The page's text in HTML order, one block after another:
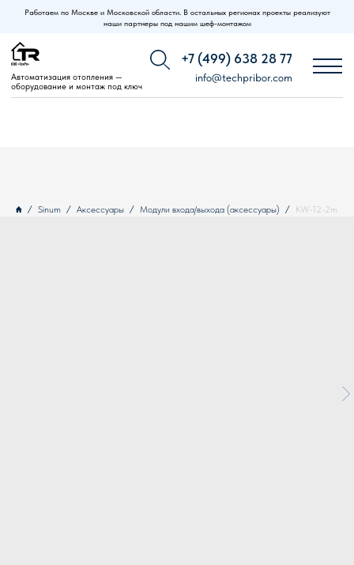
Работаем по Москве и Московской области. В остальных регионах проекты реализуют
наши партнеры под нашим шеф-монтажом
info@techpribor.com
Автоматизация отопления —
оборудование и монтаж под ключ
Sinum Аксессуары Модули входа/выхода (аксессуары) KW-12-2m